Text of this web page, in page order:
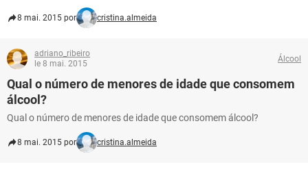
8 mai. 2015 por cristina.almeida
adriano_ribeiro
le 8 mai. 2015
Álcool
Qual o número de menores de idade que consomem
álcool?
Qual o número de menores de idade que consomem álcool?
8 mai. 2015 por cristina.almeida